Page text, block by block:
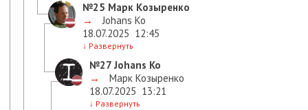
№25 Марк Козыренко
→
Johans Ko
18.07.2025 12:45
↓ Развернуть
№27Johans Ko
→
Марк Козыренко
18.07.2025 13:21
↓ Развернуть